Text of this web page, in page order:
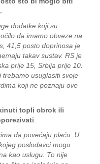
dodatke koji su
da imamo obveze na
41,5 posto doprinosa je
takav sustav. RS je
prije 15, Srbija prije 10.
trebamo usuglasiti svoje
koji ne poznaju ove
topli obrok ili
da povećaju plaću. U
poslodavci mogu
kao uslugu. To nije